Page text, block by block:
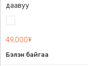
даавуу
49,000₮
Бэлэн байгаа